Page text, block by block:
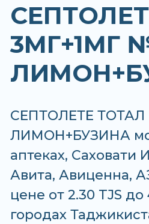
3МГ+1МГ
СЕПТОЛЕТЕ ТОТАЛ
ЛИМОН+БУЗИНА
аптеках, Саховати
Авита, Авиценна,
цене от 2.30 TJS
городах